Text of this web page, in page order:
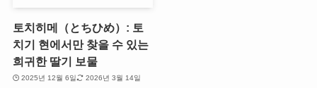
토치히메（とちひめ）: 토
치기 현에서만 찾을 수 있는
희귀한 딸기 보물
2025년 12월 6일 2026년 3월 14일